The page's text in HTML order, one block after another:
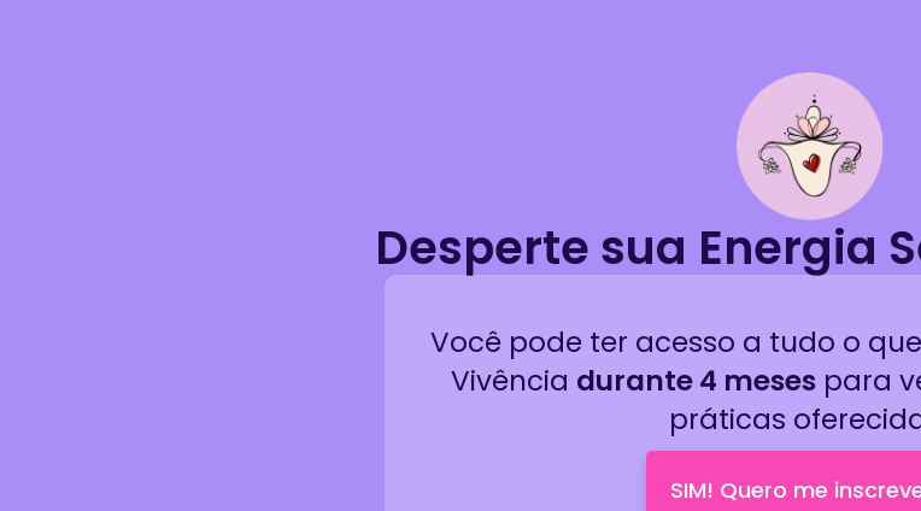
Desperte sua Energia
Você pode ter acesso a tudo o
Vivência durante 4 mesespara
práticas
SIM! Quero me